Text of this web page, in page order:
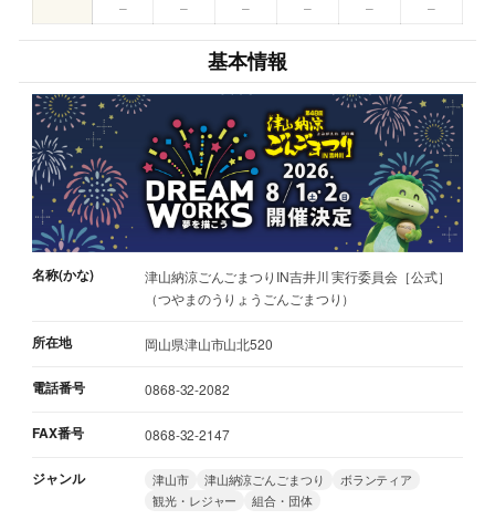
–
– – – – –
基本情報
名称(かな)
津山納涼ごんごまつりIN吉井川 実行委員会［公式］
（つやまのうりょうごんごまつり）
所在地 岡山県津山市山北520
電話番号 0868-32-2082
FAX番号 0868-32-2147
ジャンル 津山市 津山納涼ごんごまつり
ボランティア
観光・レジャー
組合・団体